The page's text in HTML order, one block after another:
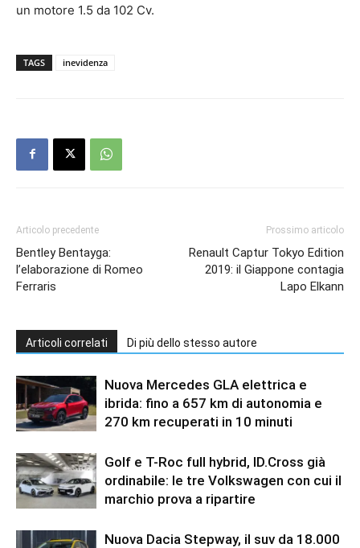
un motore 1.5 da 102 Cv.
TAGS inevidenza
Articolo precedente
Bentley Bentayga:
l’elaborazione di Romeo
Ferraris
Prossimo articolo
Renault Captur Tokyo Edition
2019: il Giappone contagia
Lapo Elkann
Articoli correlati Di più dello stesso autore
Nuova Mercedes GLA elettrica e
ibrida: fino a 657 km di autonomia e
270 km recuperati in 10 minuti
Golf e T-Roc full hybrid, ID.Cross già
ordinabile: le tre Volkswagen con cui il
marchio prova a ripartire
Nuova Dacia Stepway, il suv da 18.000